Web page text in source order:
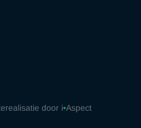
door i•Aspect